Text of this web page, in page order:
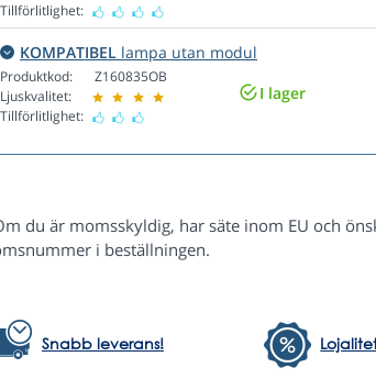
Tillförlitlighet:
KOMPATIBEL lampa utan modul
Produktkod:
Ljuskvalitet:
Tillförlitlighet:
Z160835OB
I lager
du är momsskyldig, har säte inom EU och
i beställningen.
Snabb leverans!